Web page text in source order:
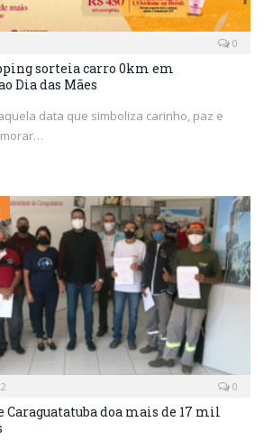
0
sorteia carro 0km em
Dia das Mães
data que simboliza carinho, paz e
0
Caraguatatuba doa mais de 17 mil